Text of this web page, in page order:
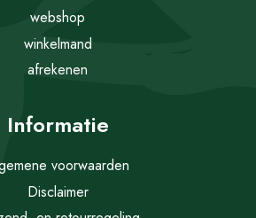
webshop
winkelmand
afrekenen
Informatie
voorwaarden
Disclaimer